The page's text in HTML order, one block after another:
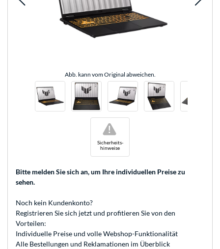
Abb. kann vom Original abweichen.
Sicherheits-
hinweise
!
Bitte melden Sie sich an, um Ihre individuellen Preise zu
sehen.
Noch kein Kundenkonto?
Registrieren Sie sich jetzt und profitieren Sie von den
Vorteilen:
Individuelle Preise und volle Webshop-Funktionalität
Alle Bestellungen und Reklamationen im Überblick